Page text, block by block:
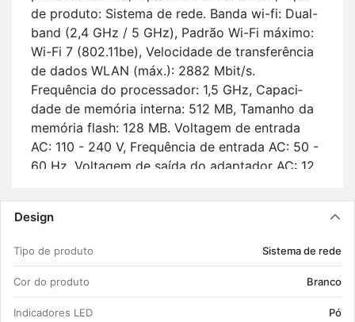
de pro­duto: Sis­tema de rede. Banda wi-fi: Dual-
band (2,4 GHz / 5 GHz), Pa­drão Wi-Fi má­ximo:
Wi-Fi 7 (802.11be), Ve­lo­ci­dade de trans­fe­rência
de dados WLAN (máx.): 2882 Mbit/s.
Frequência do pro­ces­sador: 1,5 GHz, Ca­pa­ci­
dade de me­mória in­terna: 512 MB, Ta­manho da
me­mória flash: 128 MB. Vol­tagem de en­trada
AC: 110 - 240 V, Frequência de en­trada AC: 50 -
60 Hz, Vol­tagem de saída do adap­tador AC: 12
tura: 140 mm.
Sis­tema de rede Branco;
Tipo de an­tena: In­terno Quan­ti­dade de an­
tenas: 4;
Dual-band (2,4 GHz / 5 GHz) Wi-Fi 7
Design
Tipo de pro­duto Sis­tema de rede
Cor do pro­duto Branco
In­di­ca­dores LED Pó